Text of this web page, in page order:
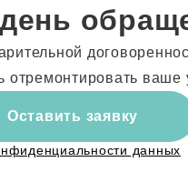
ваше
Оставить заявку
данных